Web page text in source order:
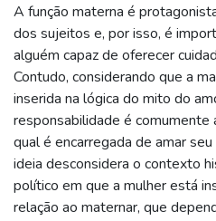
A função materna é
dos sujeitos e, por isso, é
alguém capaz de oferecer
Contudo, considerando que a
inserida na lógica do mito do
responsabilidade é comumente
qual é encarregada de amar
ideia desconsidera o contexto
político em que a mulher está
relação ao maternar, que